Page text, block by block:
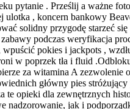
pytanie . Prześlij a ważne
ulotka , koncern bankowy
solidny przygodę starzeć
podczas weryfikacja
wpuścić pokies i jackpots ,
w poprzek tła i fluid
za witamina A
główny pies
te opieki dla zewnętrznych
jak i